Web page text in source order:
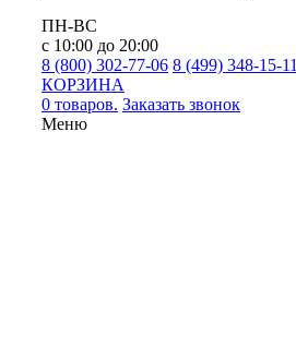
ПН-ВС
с 10:00 до 20:00
8 (800) 302-77-06 8 (499) 348-15-11
КОРЗИНА
0 товаров. Заказать звонок
Меню